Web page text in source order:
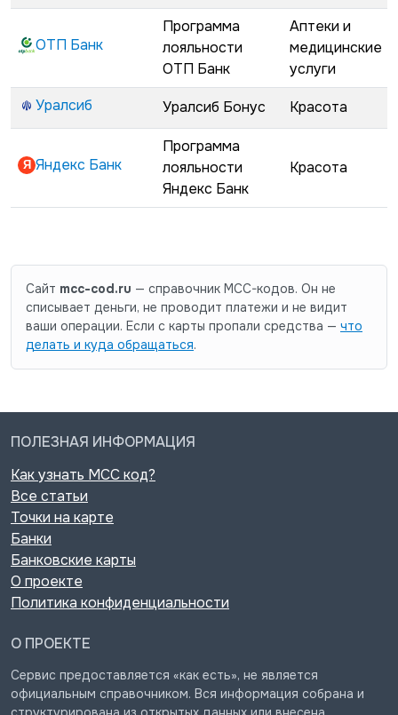
ОТП Банк
Программа
лояльности
ОТП Банк
Аптеки и
медицинские
услуги
Уралсиб Уралсиб Бонус Красота
Яндекс Банк
Программа
лояльности
Яндекс Банк
Красота
Сайт mcc-cod.ru — справочник MCC-кодов. Он не
списывает деньги, не проводит платежи и не видит
ваши операции. Если с карты пропали средства — что
делать и куда обращаться.
ПОЛЕЗНАЯ ИНФОРМАЦИЯ
Как узнать MCC код?
Все статьи
Точки на карте
Банки
Банковские карты
О проекте
Политика конфиденциальности
О ПРОЕКТЕ
Сервис предоставляется «как есть», не является
официальным справочником. Вся информация собрана и